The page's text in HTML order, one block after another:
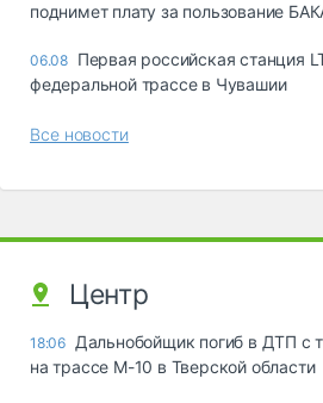
поднимет плату за пользование
06.08 Первая российская станция
федеральной трассе в Чувашии
Все новости
Центр
18:06 Дальнобойщик погиб в ДТП с
на трассе М-10 в Тверской области